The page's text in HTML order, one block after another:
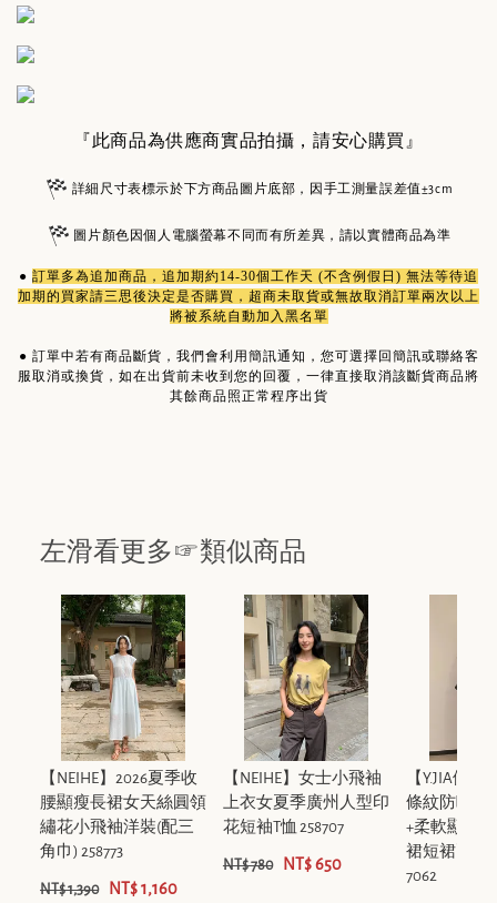
『此商品為供應商實品拍攝，請安心購買』
詳細尺寸表標示於下方商品圖片底部，因手工測量誤差值±3cm
圖片顏色因個人電腦螢幕不同而有所差異，請以實體商品為準
● 訂單多為追加商品 ，追加期約14-30個工作天 (不含例假日) 無法等待追
加期的買家請三思後決定是否購買，超商未取貨或無故取消訂單兩次以上
將被系統自動加入黑名單
● 訂單中若有商品斷貨，我們會利用簡訊通知，您可選擇回簡訊或聯絡客
服取消或換貨，如在出貨前未收到您的回覆，一律直接取消該斷貨商品將
其餘商品照正常程序出貨
左滑看更多☞類似商品
【NEIHE】2026夏季收
腰顯瘦長裙女天絲圓領
繡花小飛袖洋裝(配三
角巾) 258773
NT$ 1,390 NT$ 1,160
【NEIHE】女士小飛袖
上衣女夏季廣州人型印
花短袖T恤 258707
NT$ 780 NT$ 650
【Y.JIA伊
條紋防曬罩
+柔軟顯瘦
裙短裙兩件
7062